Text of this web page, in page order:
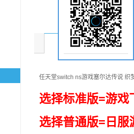
商品介绍
任天堂switch ns游戏塞尔达传说 织
选择标准版=游戏
选择普通版=日服